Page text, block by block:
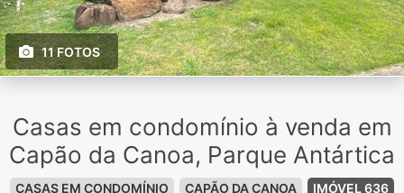
11 FOTOS
Casas em condomínio à venda em
Capão da Canoa, Parque Antártica
CASAS EM CONDOMÍNIO CAPÃO DA CANOA IMÓVEL 636